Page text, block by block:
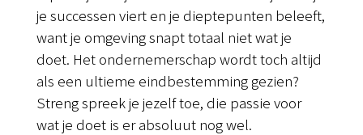
je successen viert en je dieptepunten beleeft,
want je omgeving snapt totaal niet wat je
doet. Het ondernemerschap wordt toch altijd
als een ultieme eindbestemming gezien?
Streng spreek je jezelf toe, die passie voor
wat je doet is er absoluut nog wel.